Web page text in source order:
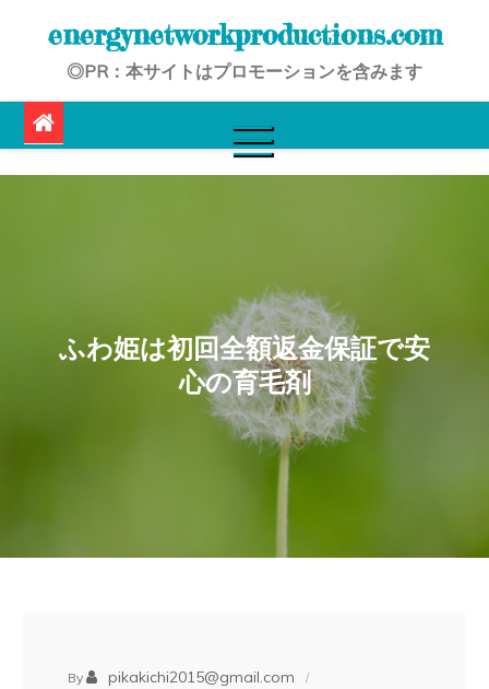
energynetworkproductions.com
◎PR：本サイトはプロモーションを含みます
ふわ姫は初回全額返金保証で安
心の育毛剤
By pikakichi2015@gmail.com